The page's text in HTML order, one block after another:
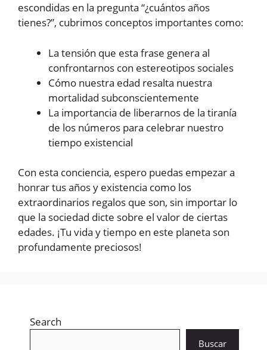
escondidas en la pregunta “¿cuántos años
tienes?”, cubrimos conceptos importantes como:
La tensión que esta frase genera al
confrontarnos con estereotipos sociales
Cómo nuestra edad resalta nuestra
mortalidad subconscientemente
La importancia de liberarnos de la tiranía
de los números para celebrar nuestro
tiempo existencial
Con esta conciencia, espero puedas empezar a
honrar tus años y existencia como los
extraordinarios regalos que son, sin importar lo
que la sociedad dicte sobre el valor de ciertas
edades. ¡Tu vida y tiempo en este planeta son
profundamente preciosos!
Search
Buscar